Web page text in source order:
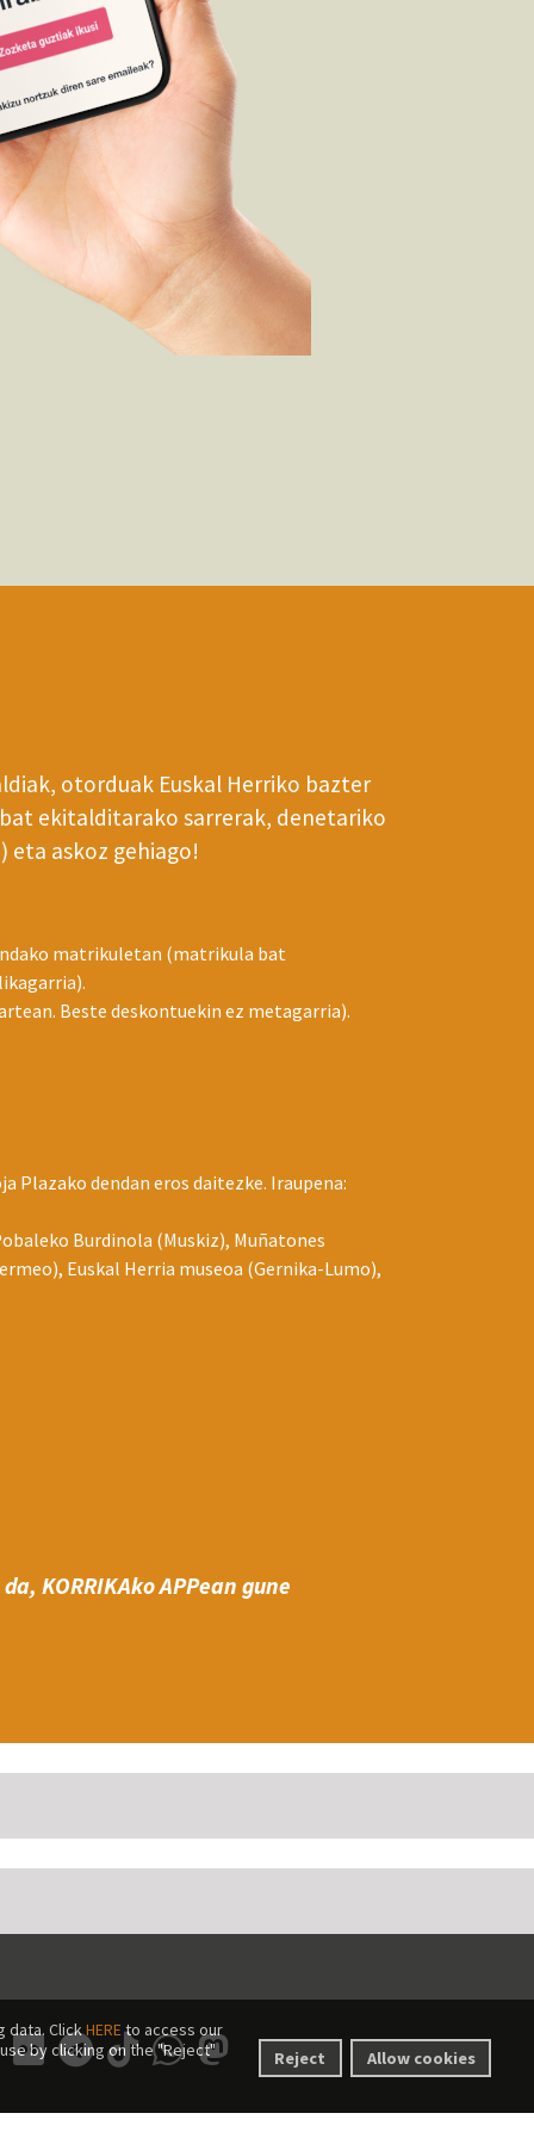
data. ClickHEREto access our
by clicking on the "Reject"
Reject Allow cookies
otorduak Euskal Herriko bazter
ekitalditarako sarrerak, denetariko
askoz gehiago!
matrikuletan (matrikula bat
Beste deskontuekin ez metagarria).
Plazako dendan eros daitezke. Iraupena:
Burdinola (Muskiz), Muñatones
Euskal Herria museoa (Gernika-Lumo),
KORRIKAko APPean gune